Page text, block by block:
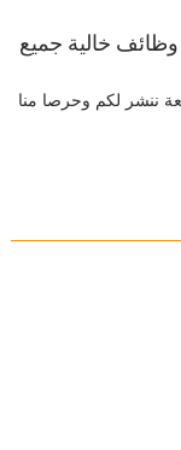
اهرام الجمعة 18 اكتوبر 2024 – وظائف خالية جميع
ننشر لكم وحرصا منا